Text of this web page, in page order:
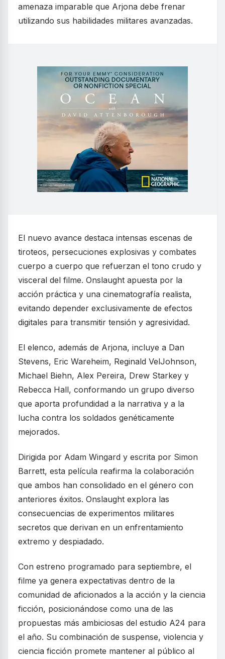
amenaza imparable que Arjona debe frenar
utilizando sus habilidades militares avanzadas.
El nuevo avance destaca intensas escenas de
tiroteos, persecuciones explosivas y combates
cuerpo a cuerpo que refuerzan el tono crudo y
visceral del filme. Onslaught apuesta por la
acción práctica y una cinematografía realista,
evitando depender exclusivamente de efectos
digitales para transmitir tensión y agresividad.
El elenco, además de Arjona, incluye a Dan
Stevens, Eric Wareheim, Reginald VelJohnson,
Michael Biehn, Alex Pereira, Drew Starkey y
Rebecca Hall, conformando un grupo diverso
que aporta profundidad a la narrativa y a la
lucha contra los soldados genéticamente
mejorados.
Dirigida por Adam Wingard y escrita por Simon
Barrett, esta película reafirma la colaboración
que ambos han consolidado en el género con
anteriores éxitos. Onslaught explora las
consecuencias de experimentos militares
secretos que derivan en un enfrentamiento
extremo y despiadado.
Con estreno programado para septiembre, el
filme ya genera expectativas dentro de la
comunidad de aficionados a la acción y la ciencia
ficción, posicionándose como una de las
propuestas más ambiciosas del estudio A24 para
el año. Su combinación de suspense, violencia y
ciencia ficción promete mantener al público al